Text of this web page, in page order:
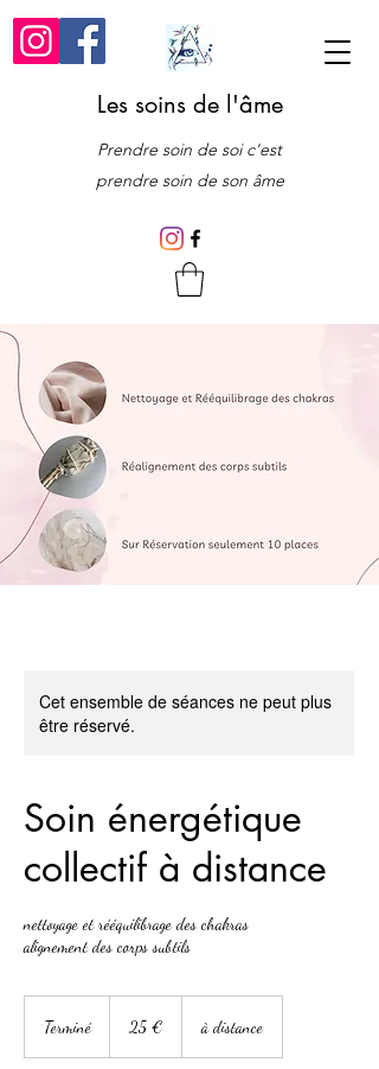
Les soins de l'âme
Prendre soin de soi c'est
prendre soin de son âme
Cet ensemble de séances ne peut plus
être réservé.
Soin énergétique
collectif à distance
nettoyage et rééquilibrage des chakras
alignement des corps subtils
TerminéT
25 € à distance